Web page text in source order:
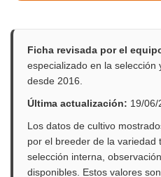
Ficha revisada por el
especializado en la selección
desde 2016.
Última actualización: 19/06/
Los datos de cultivo
por el breeder de la variedad
selección interna,
disponibles. Estos valores